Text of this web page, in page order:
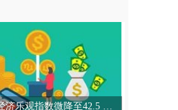
2026年6月TIPP经济乐观指数微降至42.5 连续三月徘徊低位_观热点